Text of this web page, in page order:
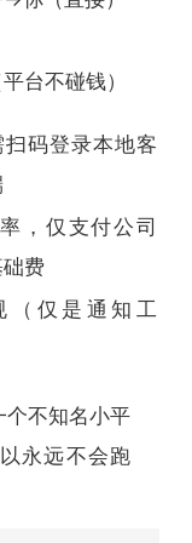
台不碰钱）
扫码登录本地客
，仅支付公司
费
（仅是通知工
个不知名小平
永远不会跑